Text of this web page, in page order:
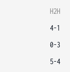
H2H
4-1
0-3
5-4